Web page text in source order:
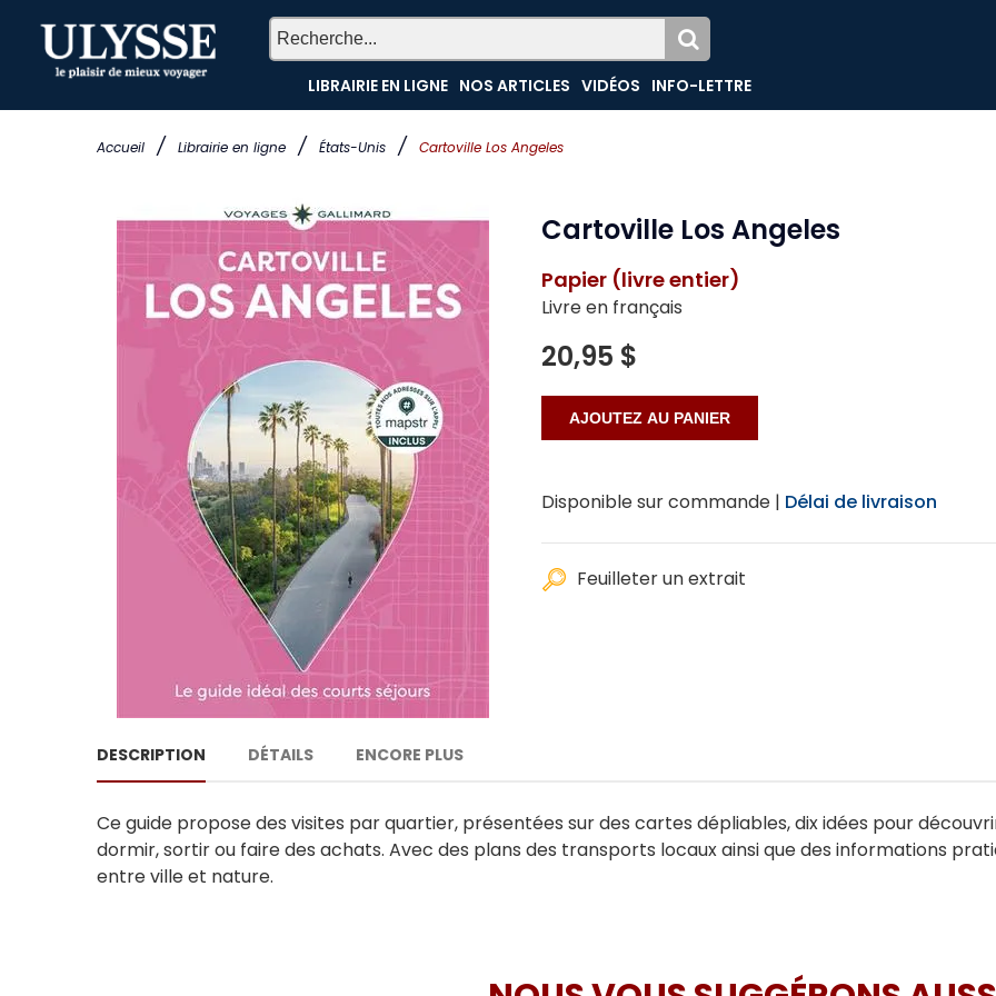
Accueil / Librairie en ligne / États-Unis / Cartoville Los Angeles
LIBRAIRIE EN LIGNE NOS ARTICLES VIDÉOS INFO-LETTRE
Cartoville Los Angeles
Papier (livre entier)
Livre en français
20,95 $
Disponible sur commande | Délai de livraison
Feuilleter un extrait
DESCRIPTION DÉTAILS ENCORE PLUS
Ce guide propose des visites par quartier, présentées sur des cartes dépliables, dix idées pour
dormir, sortir ou faire des achats. Avec des plans des transports locaux ainsi que des informations
entre ville et nature.